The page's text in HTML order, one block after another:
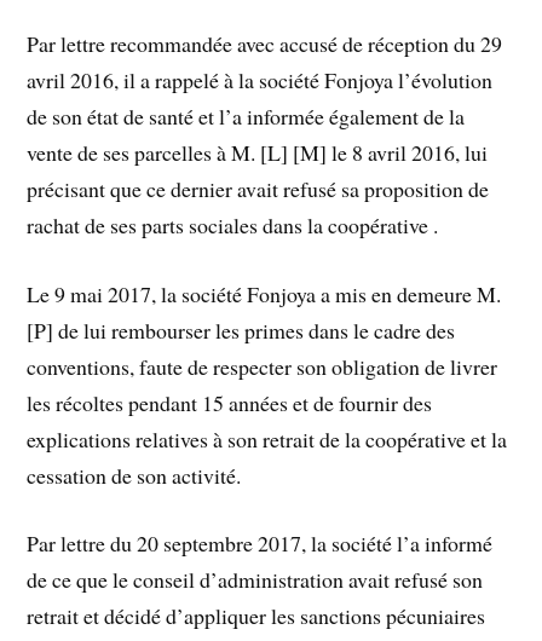
Par lettre recommandée avec accusé de réception du 29
avril 2016, il a rappelé à la société Fonjoya l’évolution
de son état de santé et l’a informée également de la
vente de ses parcelles à M. [L] [M] le 8 avril 2016, lui
précisant que ce dernier avait refusé sa proposition de
rachat de ses parts sociales dans la coopérative .
Le 9 mai 2017, la société Fonjoya a mis en demeure M.
[P] de lui rembourser les primes dans le cadre des
conventions, faute de respecter son obligation de livrer
les récoltes pendant 15 années et de fournir des
explications relatives à son retrait de la coopérative et la
cessation de son activité.
Par lettre du 20 septembre 2017, la société l’a informé
de ce que le conseil d’administration avait refusé son
retrait et décidé d’appliquer les sanctions pécuniaires